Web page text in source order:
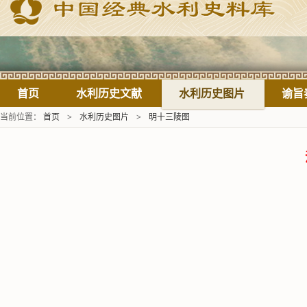
首页 水利历史文献 水利历史图片 谕旨
当前位置： 首页 > 水利历史图片 > 明十三陵图